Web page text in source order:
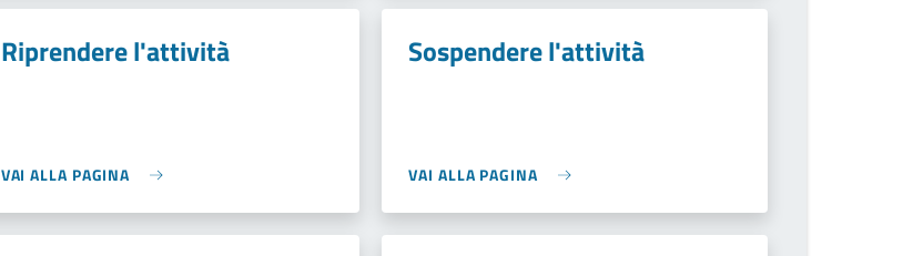
Riprendere l'attività
VAI ALLA PAGINA
Sospendere l'attività
VAI ALLA PAGINA